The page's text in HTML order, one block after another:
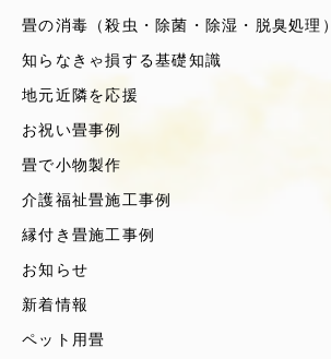
畳の消毒（殺虫・除菌・除湿・脱臭処理）
知らなきゃ損する基礎知識
地元近隣を応援
お祝い畳事例
畳で小物製作
介護福祉畳施工事例
縁付き畳施工事例
お知らせ
新着情報
ペット用畳